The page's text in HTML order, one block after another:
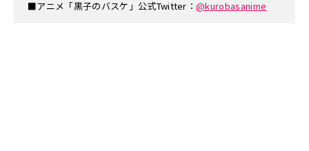
■アニメ「黒子のバスケ」公式Twitter：@kurobasanime